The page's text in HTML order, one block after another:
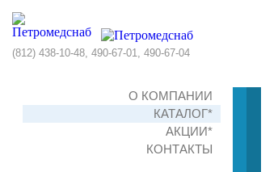
(812) 438-10-48, 490-67-01, 490-67-04
О КОМПАНИИ
КАТАЛОГ*
АКЦИИ*
КОНТАКТЫ